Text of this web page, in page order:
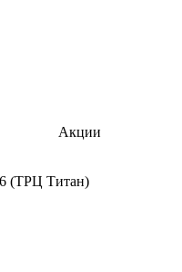
Акции
(ТРЦ Титан)